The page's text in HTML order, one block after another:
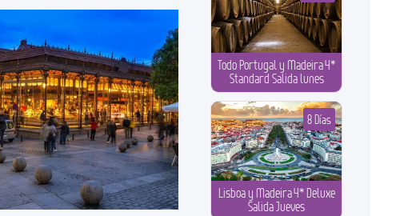
Todo Portugal y Madeira 4*
Standard Salida lunes
Lisboa y Madeira 4* Deluxe
Salida Jueves
8 Días